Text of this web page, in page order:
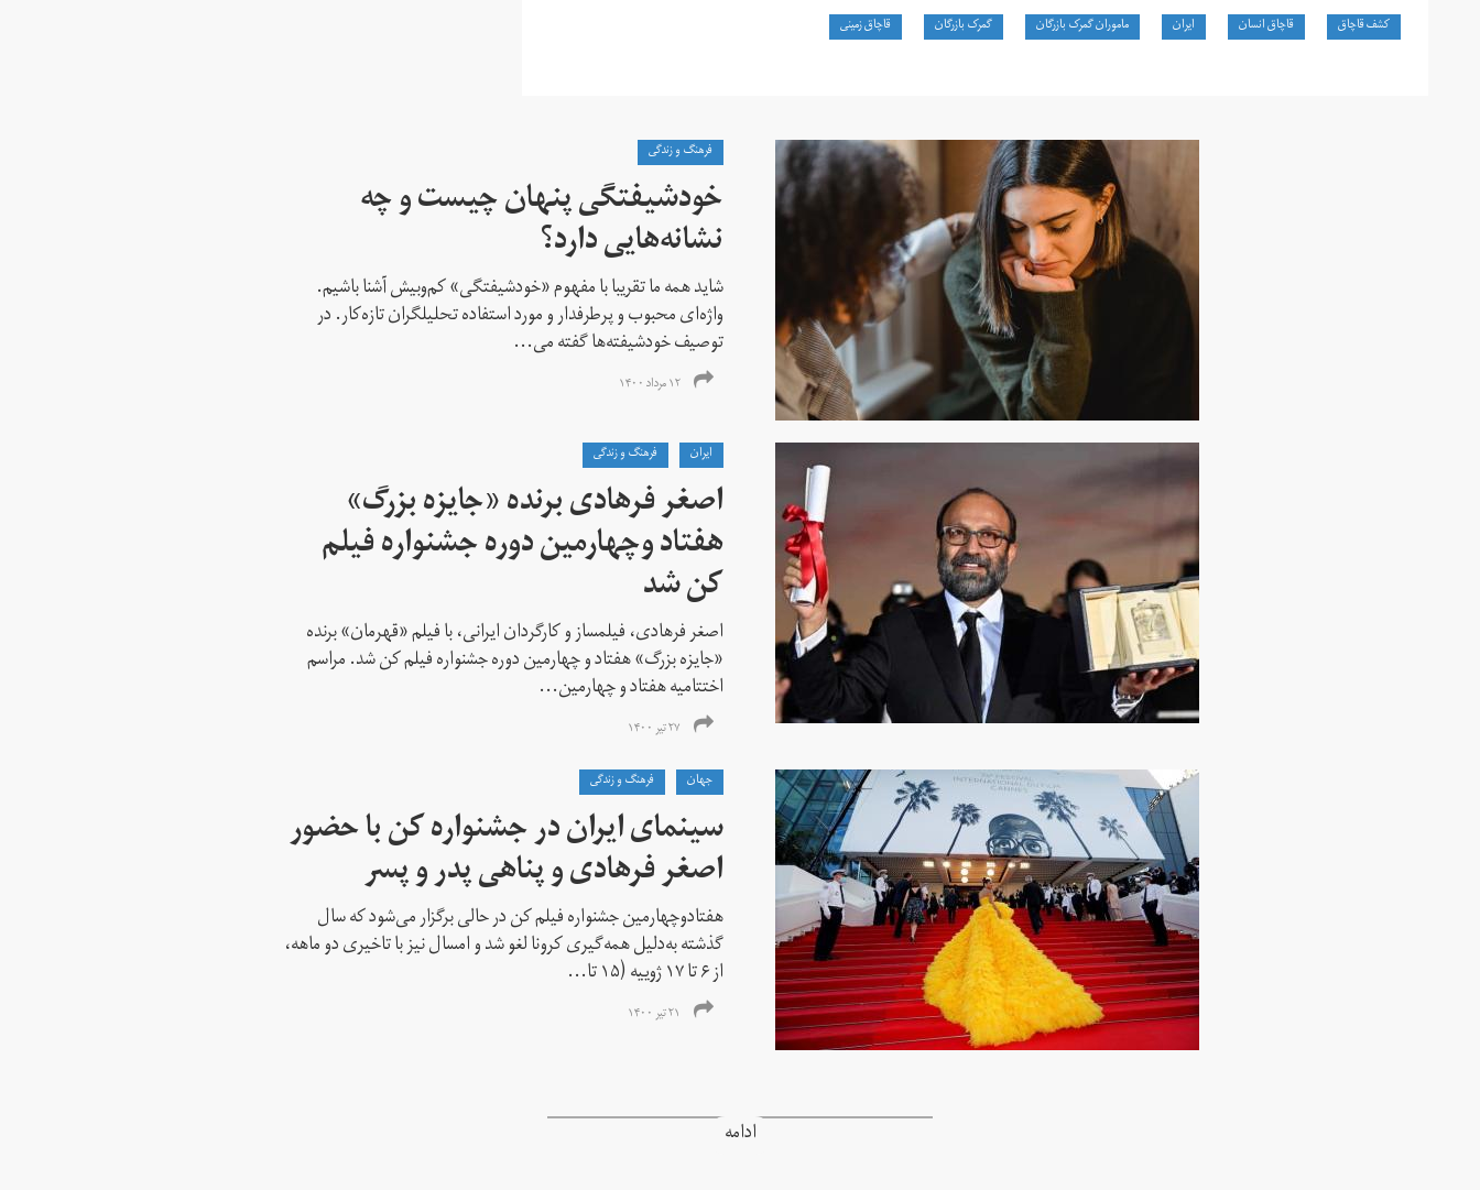
کشف قاچاق قاچاق انسان ایران ماموران گمرک بازرگان گمرک بازرگان قاچاق زمینی
فرهنگ و زندگی
خودشیفتگی پنهان چیست و چه
نشانه‌هایی دارد؟
شاید همه ما تقریبا با مفهوم «خودشیفتگی» کم‌و‌بیش آشنا باشیم.
واژه‌ای محبوب و پرطرفدار و مورد استفاده تحلیلگران تازه‌کار. در
توصیف خودشیفته‌ها گفته می...
۱۲ مرداد ۱۴۰۰
ايران فرهنگ و زندگی
اصغر فرهادی برنده «جایزه بزرگ»‌
هفتاد‌ وچهارمین دوره جشنواره فیلم
کن شد
اصغر فرهادی، فیلمساز و کارگردان ایرانی، با فیلم «قهرمان» برنده
«جایزه بزرگ» هفتاد و چهارمین دوره جشنواره فیلم کن شد. مراسم
اختتامیه هفتاد و چهارمین...
۲۷ تیر ۱۴۰۰
جهان
فرهنگ و زندگی
سینمای ایران در جشنواره کن با حضور
اصغر فرهادی و پناهی پدر و پسر
هفتادوچهارمین جشنواره فیلم کن در حالی برگزار می‌شود که سال
گذشته به‌دلیل همه‌گیری کرونا لغو شد و امسال نیز با تاخیری دو ماهه،
از ۶ تا ۱۷ ژوییه (۱۵ تا...
۲۱ تیر ۱۴۰۰
ادامه